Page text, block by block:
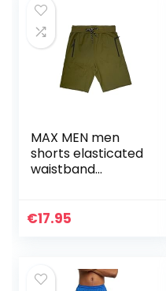
MAX MEN men
shorts elasticated
waistband
shorts sport and
€17.95